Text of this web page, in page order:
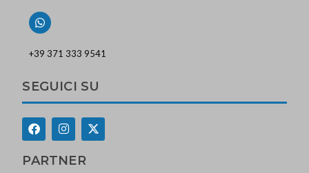
+39 371 333 9541
SEGUICI SU
PARTNER